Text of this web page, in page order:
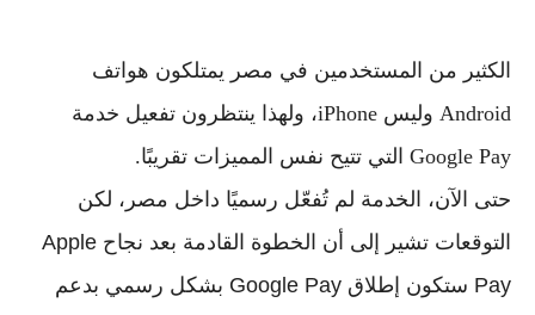
الكثير من المستخدمين في مصر يمتلكون هواتف
Android وليس iPhone، ولهذا ينتظرون تفعيل خدمة
Google Pay التي تتيح نفس المميزات تقريبًا.
حتى الآن، الخدمة لم تُفعّل رسميًا داخل مصر، لكن
التوقعات تشير إلى أن الخطوة القادمة بعد نجاح Apple
Pay ستكون إطلاق
Google Pay بشكل رسمي بدعم